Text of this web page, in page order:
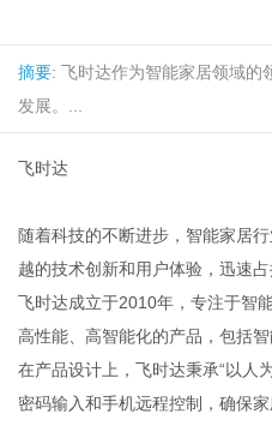
摘要: 飞时达作为智能家居领域的
发展。...
飞时达
随着科技的不断进步，智能家居
越的技术创新和用户体验，迅速
飞时达成立于2010年，专注于智
高性能、高智能化的产品，包括
在产品设计上，飞时达秉承“以人
密码输入和手机远程控制，确保